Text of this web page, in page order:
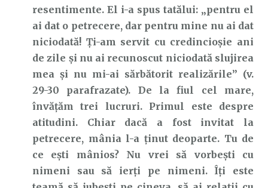
resentimente. El i-a spus tatălui: „pentru el
ai dat o petrecere, dar pentru mine nu ai dat
niciodată! Ți-am servit cu credincioșie ani
de zile și nu ai recunoscut niciodată slujirea
mea și nu mi-ai sărbătorit realizările” (v.
29-30 parafrazate). De la fiul cel mare,
învățăm trei lucruri. Primul este despre
atitudini. Chiar dacă a fost invitat la
petrecere, mânia l-a ținut deoparte. Tu de
ce ești mânios? Nu vrei să vorbești cu
nimeni sau să ierți pe nimeni. Îți este